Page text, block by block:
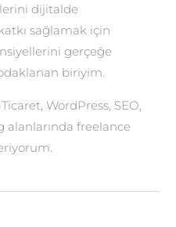
dijitalde
sağlamak için
gerçeğe
biriyim.
WordPress, SEO,
alanlarında freelance